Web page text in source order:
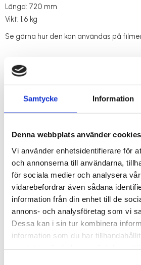
Samtycke Information
Denna webbplats använder cookies
Vi använder enhetsidentifierare för
och annonserna till användarna,
för sociala medier och analysera
vidarebefordrar även sådana
information från din enhet till de
annons- och analysföretag som vi
Dessa kan i sin tur kombinera
information som du har
Längd: 720 mm
Vikt: 1,6 kg
Se gärna hur den kan användas på
RELATERADE